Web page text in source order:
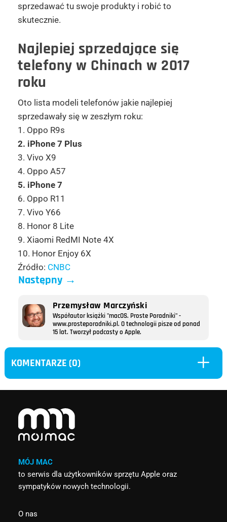
sprzedawać tu swoje produkty i robić to
skutecznie.
Najlepiej sprzedające się
telefony w Chinach w 2017
roku
Oto lista modeli telefonów jakie najlepiej
sprzedawały się w zeszłym roku:
1. Oppo R9s
2. iPhone 7 Plus
3. Vivo X9
4. Oppo A57
5. iPhone 7
6. Oppo R11
7. Vivo Y66
8. Honor 8 Lite
9. Xiaomi RedMI Note 4X
10. Honor Enjoy 6X
Źródło: CNBC
Następny→
Przemysław Marczyński
Współautor książki "macOS. Proste Poradniki" -
www.prosteporadniki.pl. O technologii pisze od ponad
15 lat. Tworzył podcasty o Apple.
KOMENTARZE (0) L
MÓJ MAC
to serwis dla użytkowników sprzętu Apple oraz
sympatyków nowych technologii.
O nas